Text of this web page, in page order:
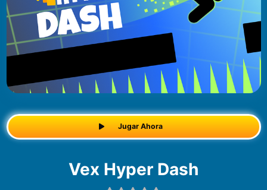
Jugar Ahora
Vex Hyper Dash